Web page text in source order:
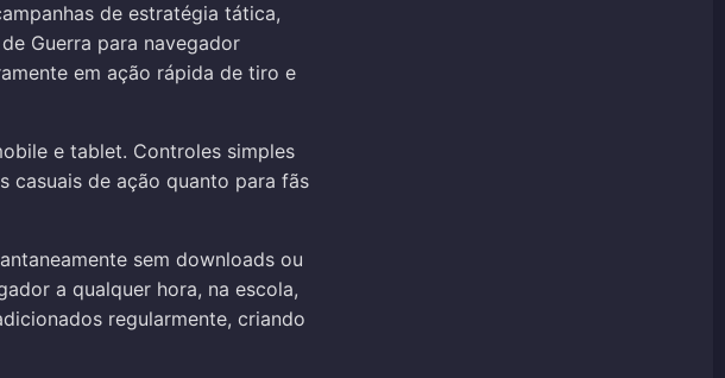
de estratégia tática,
Guerra para navegador
em ação rápida de tiro e
e tablet. Controles simples
casuais de ação quanto para fãs
sem downloads ou
a qualquer hora, na escola,
regularmente, criando